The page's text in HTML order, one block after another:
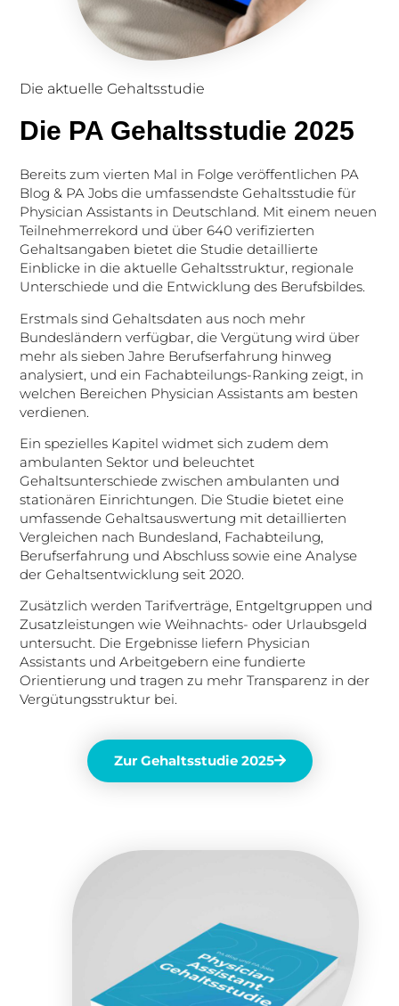
Die aktuelle Gehaltsstudie
Die PA Gehaltsstudie 2025
Bereits zum vierten Mal in Folge veröffentlichen PA
Blog & PA Jobs die umfassendste Gehaltsstudie für
Physician Assistants in Deutschland. Mit einem neuen
Teilnehmerrekord und über 640 verifizierten
Gehaltsangaben bietet die Studie detaillierte
Einblicke in die aktuelle Gehaltsstruktur, regionale
Unterschiede und die Entwicklung des Berufsbildes.
Erstmals sind Gehaltsdaten aus noch mehr
Bundesländern verfügbar, die Vergütung wird über
mehr als sieben Jahre Berufserfahrung hinweg
analysiert, und ein Fachabteilungs-Ranking zeigt, in
welchen Bereichen Physician Assistants am besten
verdienen.
Ein spezielles Kapitel widmet sich zudem dem
ambulanten Sektor und beleuchtet
Gehaltsunterschiede zwischen ambulanten und
stationären Einrichtungen. Die Studie bietet eine
umfassende Gehaltsauswertung mit detaillierten
Vergleichen nach Bundesland, Fachabteilung,
Berufserfahrung und Abschluss sowie eine Analyse
der Gehaltsentwicklung seit 2020.
Zusätzlich werden Tarifverträge, Entgeltgruppen und
Zusatzleistungen wie Weihnachts- oder Urlaubsgeld
untersucht. Die Ergebnisse liefern Physician
Assistants und Arbeitgebern eine fundierte
Orientierung und tragen zu mehr Transparenz in der
Vergütungsstruktur bei.
Zur Gehaltsstudie 2025